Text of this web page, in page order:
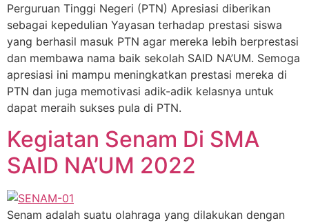
Perguruan Tinggi Negeri (PTN) Apresiasi diberikan
sebagai kepedulian Yayasan terhadap prestasi siswa
yang berhasil masuk PTN agar mereka lebih berprestasi
dan membawa nama baik sekolah SAID NA’UM. Semoga
apresiasi ini mampu meningkatkan prestasi mereka di
PTN dan juga memotivasi adik-adik kelasnya untuk
dapat meraih sukses pula di PTN.
Kegiatan Senam Di SMA
SAID NA’UM 2022
Senam adalah suatu olahraga yang dilakukan dengan